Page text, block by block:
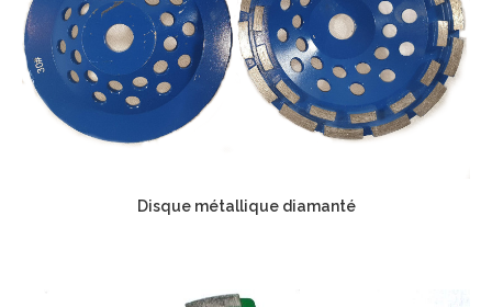
Disque métallique diamanté